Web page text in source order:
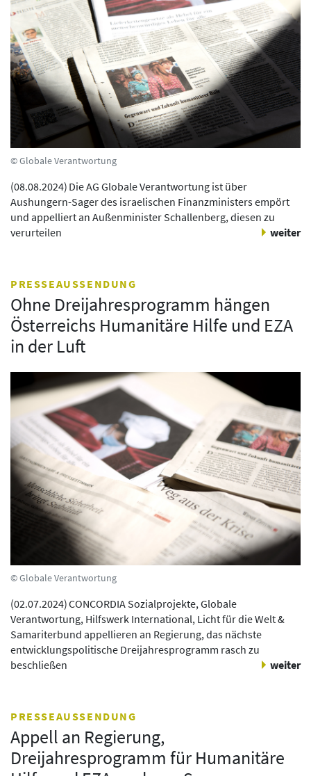
© Globale Verantwortung
(08.08.2024) Die AG Globale Verantwortung ist über
Aushungern-Sager des israelischen Finanzministers empört
und appelliert an Außenminister Schallenberg, diesen zu
verurteilen
weiter
PRESSEAUSSENDUNG
Ohne Dreijahresprogramm hängen
Österreichs Humanitäre Hilfe und EZA
in der Luft
© Globale Verantwortung
(02.07.2024)CONCORDIA Sozialprojekte, Globale
Verantwortung, Hilfswerk International, Licht für die Welt &
Samariterbund appellieren an Regierung, das nächste
entwicklungspolitische Dreijahresprogramm rasch zu
beschließen
weiter
PRESSEAUSSENDUNG
Appell an Regierung,
Dreijahresprogramm für Humanitäre